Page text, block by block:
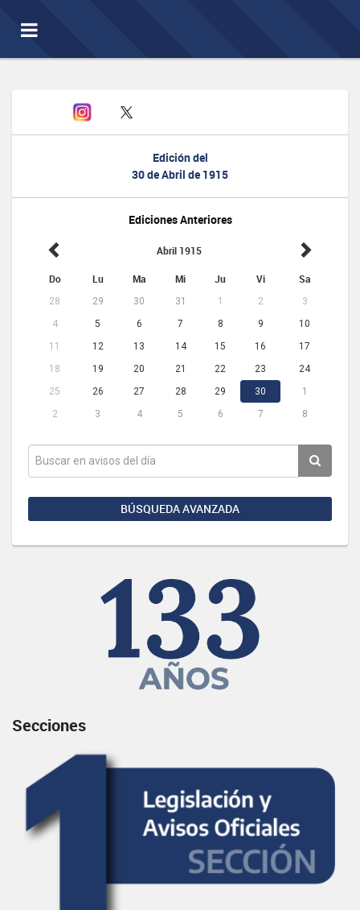
Toggle
navigation
Edición del
30 de Abril de 1915
Ediciones Anteriores
Abril 1915
Do Lu Ma Mi Ju Vi Sa
28 29 30 31 1 2
3
4
5 6 7 8 9
10
11
12 13 14 15 16
17
18
19 20 21 22 23
24
25
26 27 28 29 30
1
2
3 4 5 6 7 8
BÚSQUEDA AVANZADA
Secciones